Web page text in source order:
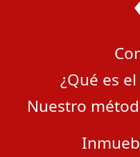
¿Qué es
Nuestro